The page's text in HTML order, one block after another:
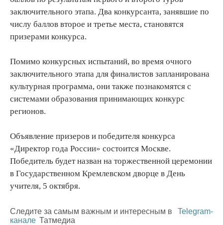
заключительного этапа. Два конкурсанта, занявшие по
числу баллов второе и третье места, становятся
призерами конкурса.
Помимо конкурсных испытаний, во время очного
заключительного этапа для финалистов запланирована
культурная программа, они также познакомятся с
системами образования принимающих конкурс
регионов.
Объявление призеров и победителя конкурса
«Директор года России» состоится Москве.
Победитель будет назван на торжественной церемонии
в Государственном Кремлевском дворце в День
учителя, 5 октября.
Следите за самым важным и интересным в
Telegram-
канале Татмедиа